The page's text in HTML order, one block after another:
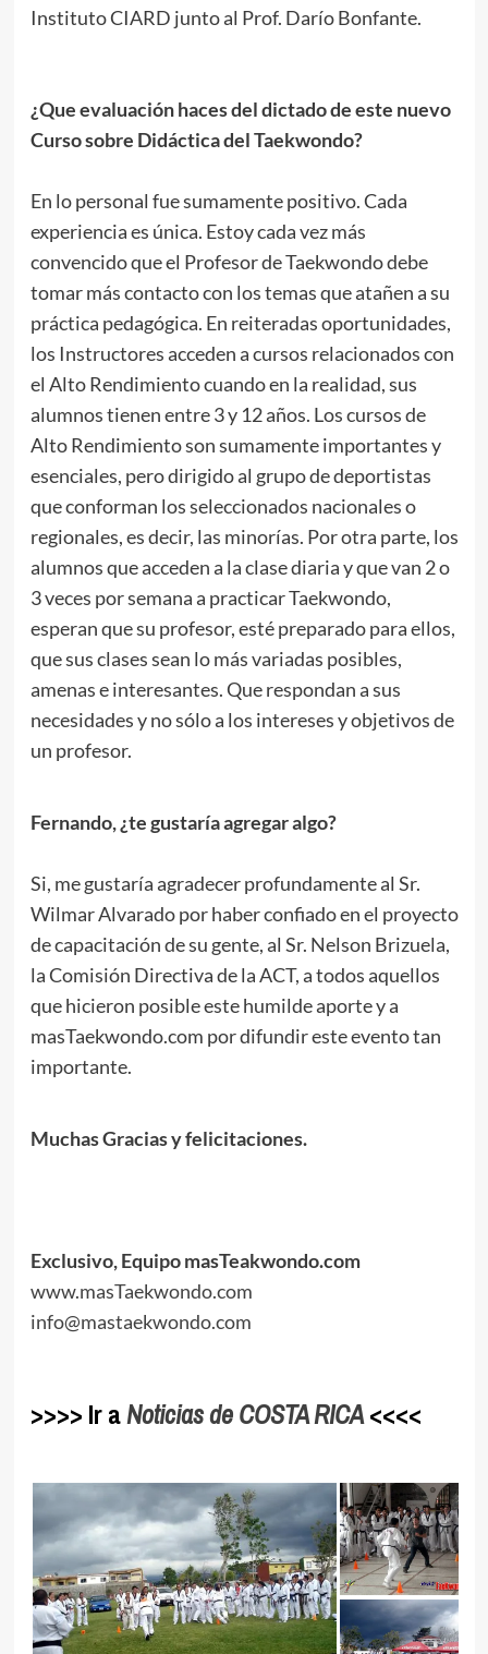
Instituto CIARD junto al Prof. Darío Bonfante.
¿Que evaluación haces del dictado de este nuevo
Curso sobre Didáctica del Taekwondo?
En lo personal fue sumamente positivo. Cada
experiencia es única. Estoy cada vez más
convencido que el Profesor de Taekwondo debe
tomar más contacto con los temas que atañen a su
práctica pedagógica. En reiteradas oportunidades,
los Instructores acceden a cursos relacionados con
el Alto Rendimiento cuando en la realidad, sus
alumnos tienen entre 3 y 12 años. Los cursos de
Alto Rendimiento son sumamente importantes y
esenciales, pero dirigido al grupo de deportistas
que conforman los seleccionados nacionales o
regionales, es decir, las minorías. Por otra parte, los
alumnos que acceden a la clase diaria y que van 2 o
3 veces por semana a practicar Taekwondo,
esperan que su profesor, esté preparado para ellos,
que sus clases sean lo más variadas posibles,
amenas e interesantes. Que respondan a sus
necesidades y no sólo a los intereses y objetivos de
un profesor.
Fernando, ¿te gustaría agregar algo?
Si, me gustaría agradecer profundamente al Sr.
Wilmar Alvarado por haber confiado en el proyecto
de capacitación de su gente, al Sr. Nelson Brizuela,
la Comisión Directiva de la ACT, a todos aquellos
que hicieron posible este humilde aporte y a
masTaekwondo.com por difundir este evento tan
importante.
Muchas Gracias y felicitaciones.
Exclusivo, Equipo masTeakwondo.com
www.masTaekwondo.com
info@mastaekwondo.com
>>>> Ir aNoticias de COSTA RICA<<<<